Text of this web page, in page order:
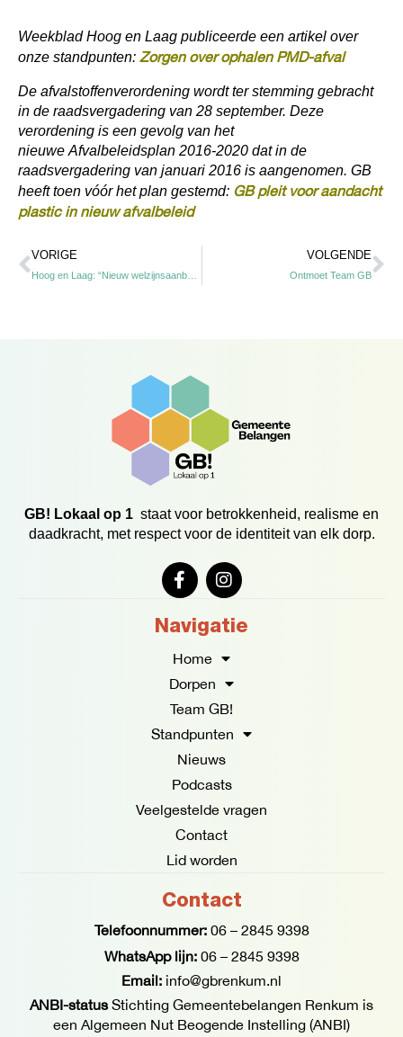
Weekblad Hoog en Laag publiceerde een artikel over
onze standpunten: Zorgen over ophalen PMD-afval
De afvalstoffenverordening wordt ter stemming gebracht
in de raadsvergadering van 28 september. Deze
verordening is een gevolg van het
nieuwe Afvalbeleidsplan 2016-2020 dat in de
raadsvergadering van januari 2016 is aangenomen. GB
heeft toen vóór het plan gestemd: GB pleit voor aandacht
plastic in nieuw afvalbeleid
Vorige
VORIGE VOLGENDE
Ontmoet Team GB
GB! Lokaal op 1 staat voor betrokkenheid, realisme en
daadkracht, met respect voor de identiteit van elk dorp.
F
a
e
o
o
k
-
f
I
n
t
g
r
m
Navigatie
Home
Dorpen
Team GB!
Standpunten
Nieuws
Podcasts
Veelgestelde vragen
Contact
Lid worden
Contact
Telefoonnummer: 06 – 2845 9398
WhatsApp lijn: 06 – 2845 9398
Email: info@gbrenkum.nl
ANBI-statusStichting Gemeentebelangen Renkum is
een Algemeen Nut Beogende Instelling (ANBI)